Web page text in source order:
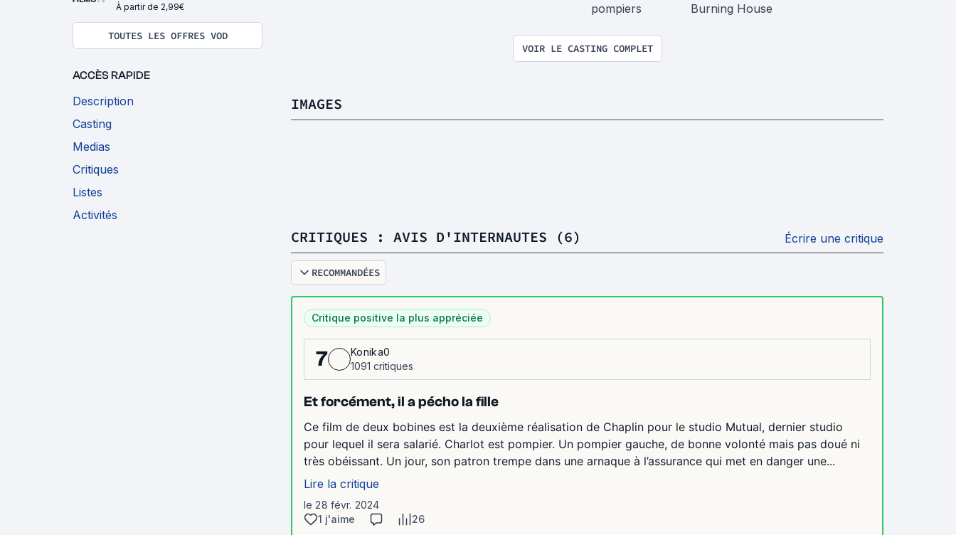
À partir de 2,99€
TOUTES LES OFFRES VOD
ACCÈS RAPIDE
Description
Casting
Medias
Critiques
Listes
Activités
pompiers
Burning House
VOIR LE CASTING COMPLET
IMAGES
CRITIQUES : AVIS D'INTERNAUTES (6) Écrire une critique
RECOMMANDÉES
Critique positive la plus appréciée
7
Konika0
1091 critiques
Et forcément, il a pécho la fille
Ce film de deux bobines est la deuxième réalisation de Chaplin pour le studio Mutual, dernier studio
pour lequel il sera salarié. Charlot est pompier. Un pompier gauche, de bonne volonté mais pas doué ni
très obéissant. Un jour, son patron trempe dans une arnaque à l’assurance qui met en danger une...
Lire la critique
le 28 févr. 2024
1 j'aime
26